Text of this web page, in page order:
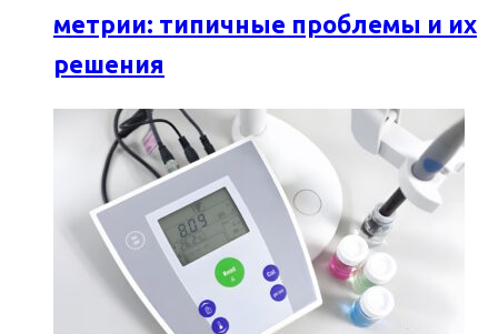
метрии: типичные проблемы и их
решения